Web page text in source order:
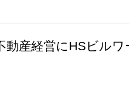
動産経営にHSビル